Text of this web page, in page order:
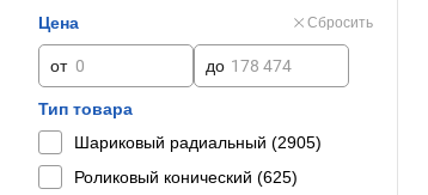
Цена
Сбросить
от до
Тип товара
Шариковый радиальный (2905)
Роликовый конический (625)